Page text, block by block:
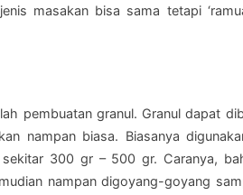
masakan bisa sama tetapi
pembuatan granul. Granul dapat
nampan biasa. Biasanya
300 gr – 500 gr. Caranya,
nampan digoyang-goyang